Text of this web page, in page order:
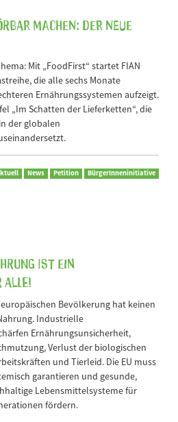
machen: Der neue
Mit „FoodFirst“ startet FIAN
die alle sechs Monate
Ernährungssystemen aufzeigt.
„Im Schatten der Lieferketten“, die
der globalen
News Petition BürgerInneninitiative
ist ein
alle!
Bevölkerung hat keinen
Industrielle
Ernährungsunsicherheit,
Verlust der biologischen
und Tierleid. Die EU muss
garantieren und gesunde,
Lebensmittelsysteme für
fördern.